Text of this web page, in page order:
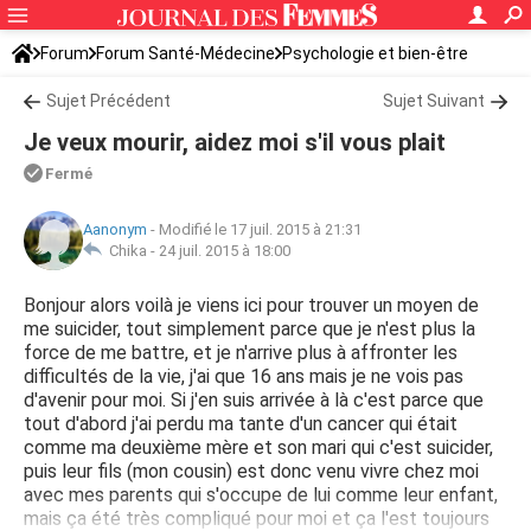
Forum Forum Santé-Médecine Psychologie et bien-être
Sujet Précédent Sujet Suivant
Je veux mourir, aidez moi s'il vous plait
Fermé
Aanonym - Modifié le 17 juil. 2015 à 21:31
Chika - 24 juil. 2015 à 18:00
Bonjour alors voilà je viens ici pour trouver un moyen de
me suicider, tout simplement parce que je n'est plus la
force de me battre, et je n'arrive plus à affronter les
difficultés de la vie, j'ai que 16 ans mais je ne vois pas
d'avenir pour moi. Si j'en suis arrivée à là c'est parce que
tout d'abord j'ai perdu ma tante d'un cancer qui était
comme ma deuxième mère et son mari qui c'est suicider,
puis leur fils (mon cousin) est donc venu vivre chez moi
avec mes parents qui s'occupe de lui comme leur enfant,
mais ça été très compliqué pour moi et ça l'est toujours